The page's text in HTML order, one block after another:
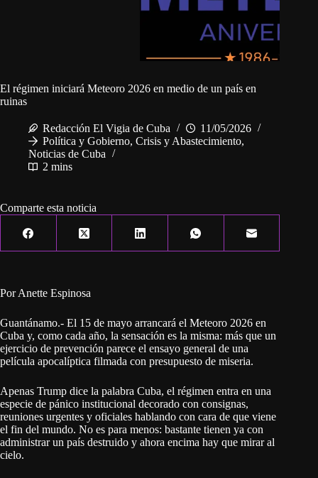
El régimen iniciará Meteoro 2026 en medio de un país en
ruinas
Redacción El Vigia de Cuba
11/05/2026
Política y Gobierno, Crisis y Abastecimiento,
Noticias de Cuba
2 mins
Comparte esta noticia
Por Anette Espinosa
Guantánamo.- El 15 de mayo arrancará el Meteoro 2026 en
Cuba y, como cada año, la sensación es la misma: más que un
ejercicio de prevención parece el ensayo general de una
película apocalíptica filmada con presupuesto de miseria.
Apenas Trump dice la palabra Cuba, el régimen entra en una
especie de pánico institucional decorado con consignas,
reuniones urgentes y oficiales hablando con cara de que viene
el fin del mundo. No es para menos: bastante tienen ya con
administrar un país destruido y ahora encima hay que mirar al
cielo.